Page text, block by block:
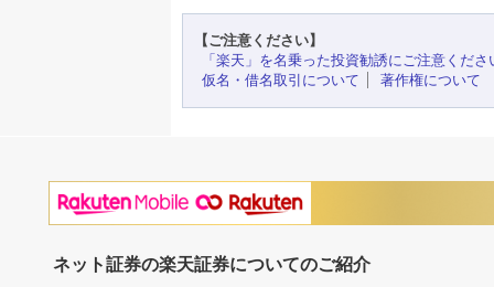
【ご注意ください】
「楽天」を名乗った投資勧誘にご注意くださ
仮名・借名取引について
著作権について
ネット証券の楽天証券についてのご紹介